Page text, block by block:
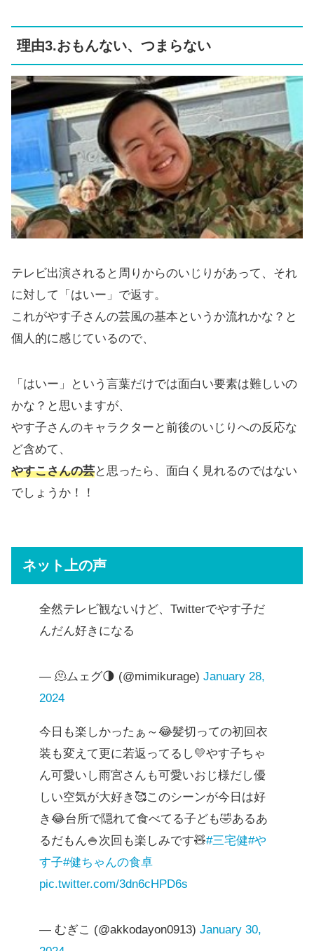
理由3.おもんない、つまらない
テレビ出演されると周りからのいじりがあって、それ
に対して「はいー」で返す。
これがやす子さんの芸風の基本というか流れかな？と
個人的に感じているので、
「はいー」という言葉だけでは面白い要素は難しいの
かな？と思いますが、
やす子さんのキャラクターと前後のいじりへの反応な
ど含めて、
やすこさんの芸と思ったら、面白く見れるのではない
でしょうか！！
ネット上の声
全然テレビ観ないけど、Twitterでやす子だ
んだん好きになる
— 🫠ムェグ🌗 (@mimikurage) January 28,
2024
今日も楽しかったぁ～😂髪切っての初回衣
装も変えて更に若返ってるし💛やす子ちゃ
ん可愛いし雨宮さんも可愛いおじ様だし優
しい空気が大好き🥰このシーンが今日は好
き😂台所で隠れて食べてる子ども🤣あるあ
るだもん🍚次回も楽しみです🧸#三宅健#や
す子#健ちゃんの食卓
pic.twitter.com/3dn6cHPD6s
— むぎこ (@akkodayon0913) January 30,